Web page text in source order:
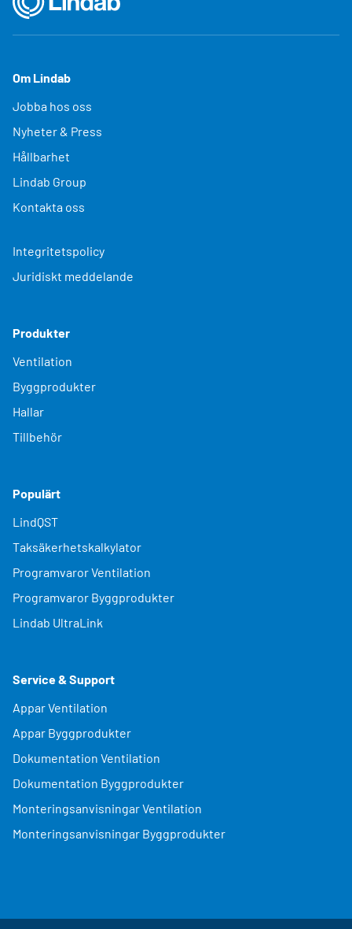
Om Lindab
Jobba hos oss
Nyheter & Press
Hållbarhet
Lindab Group
Kontakta oss
Integritetspolicy
Juridiskt meddelande
Produkter
Ventilation
Byggprodukter
Hallar
Tillbehör
Populärt
LindQST
Taksäkerhetskalkylator
Programvaror Ventilation
Programvaror Byggprodukter
Lindab UltraLink
Service & Support
Appar Ventilation
Appar Byggprodukter
Dokumentation Ventilation
Dokumentation Byggprodukter
Monteringsanvisningar Ventilation
Monteringsanvisningar Byggprodukter